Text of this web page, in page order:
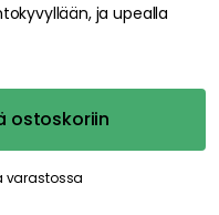
ja upealla
ostoskoriin
varastossa